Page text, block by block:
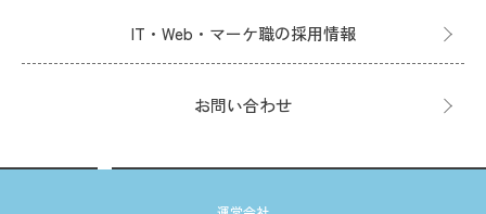
IT・Web・マーケ職の採用情報
お問い合わせ